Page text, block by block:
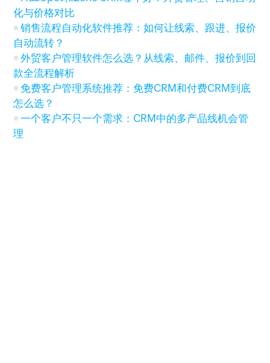
化与价格对比
销售流程自动化软件推荐：如何让线索、跟进、报价
自动流转？
外贸客户管理软件怎么选？从线索、邮件、报价到回
款全流程解析
免费客户管理系统推荐：免费CRM和付费CRM到底
怎么选？
一个客户不只一个需求：CRM中的多产品线机会管
理